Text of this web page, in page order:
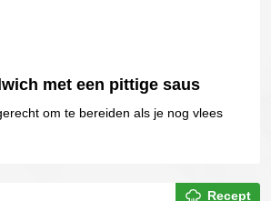
met een pittige saus
om te bereiden als je nog vlees
Recept